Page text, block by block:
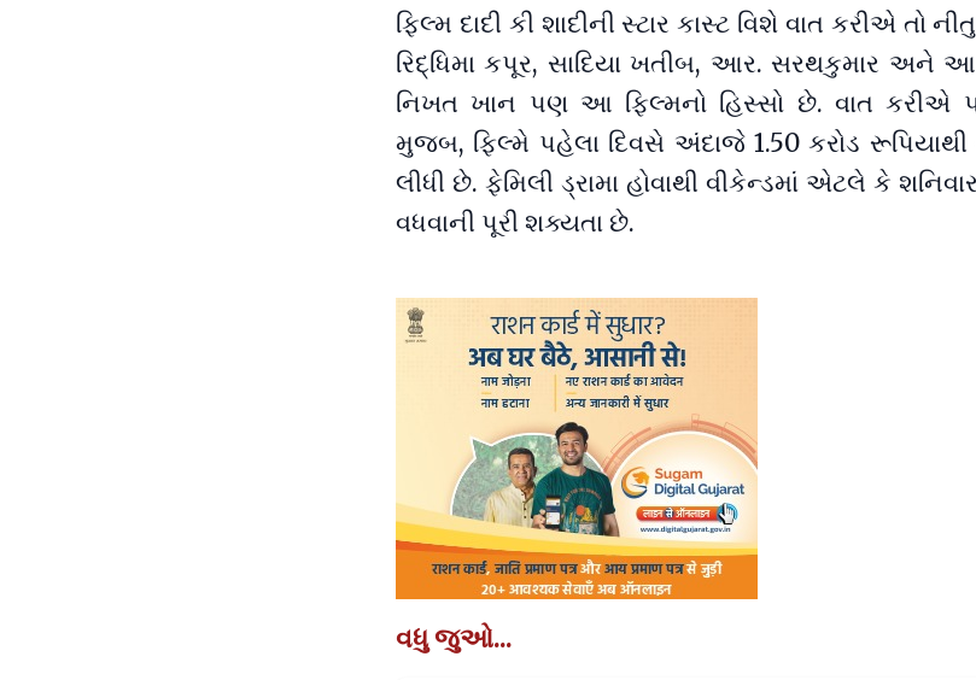
ફિલ્મ દાદી કી શાદીની સ્ટાર કાસ્ટ વિશે વાત કરીએ તો
રિદ્ધિમા કપૂર, સાદિયા ખતીબ, આર. સરથકુમાર અને
નિખત ખાન પણ આ ફિલ્મનો હિસ્સો છે. વાત કરીએ
મુજબ, ફિલ્મે પહેલા દિવસે અંદાજે 1.50 કરોડ રૂપિયાથી
લીધી છે. ફેમિલી ડ્રામા હોવાથી વીકેન્ડમાં એટલે કે
વધવાની પૂરી શક્યતા છે.
વધુ જુઓ...